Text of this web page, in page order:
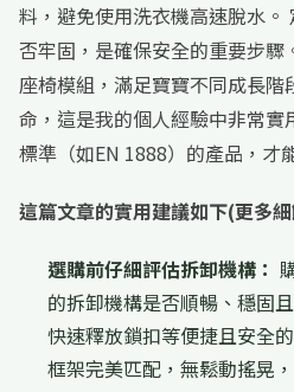
料，避免使用洗衣機高速脫水
否牢固，是確保安全的重要步
座椅模組，滿足寶寶不同成長
命，這是我的個人經驗中非常
標準（如EN 1888）的產品，才
這篇文章的實用建議如下(更多
選購前仔細評估拆卸機構：
的拆卸機構是否順暢、穩固
快速釋放鎖扣等便捷且安全
框架完美匹配，無鬆動搖晃